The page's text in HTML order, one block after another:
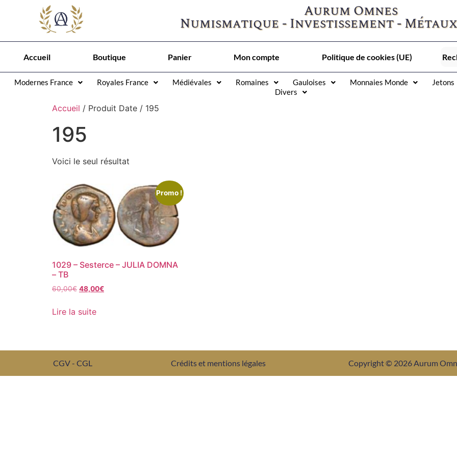
Aurum Omnes
Numismatique - Investissement -
Accueil Boutique Panier Mon compte Politique de cookies (UE)
Modernes France Royales France Médiévales Romaines Gauloises Monnaies Monde
Jetons
Divers
Accueil / Produit Date / 195
195
Voici le seul résultat
Promo !
1029 – Sesterce – JULIA DOMNA
– TB
60,00€ 48,00€
Lire la suite
CGV - CGL Crédits et mentions légales Copyright © 2026 Aurum